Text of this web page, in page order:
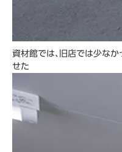
資材館では、旧店では少な
せた